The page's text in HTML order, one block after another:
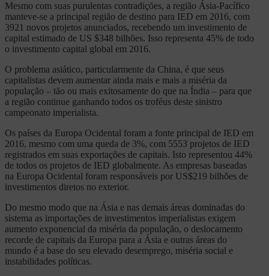
Mesmo com suas purulentas contradições, a região Ásia-Pacífico
manteve-se a principal região de destino para IED em 2016, com
3921 novos projetos anunciados, recebendo um investimento de
capital estimado de US $348 bilhões. Isso representa 45% de todo
o investimento capital global em 2016.
O problema asiático, particularmente da China, é que seus
capitalistas devem aumentar ainda mais e mais a miséria da
população – tão ou mais exitosamente do que na Índia – para que
a região continue ganhando todos os troféus deste sinistro
campeonato imperialista.
Os países da Europa Ocidental foram a fonte principal de IED em
2016, mesmo com uma queda de 3%, com 5553 projetos de IED
registrados em suas exportações de capitais. Isto representou 44%
de todos os projetos de IED globalmente. As empresas baseadas
na Europa Ocidental foram responsáveis por US$219 bilhões de
investimentos diretos no exterior.
Do mesmo modo que na Ásia e nas demais áreas dominadas do
sistema as importações de investimentos imperialistas exigem
aumento exponencial da miséria da população, o deslocamento
recorde de capitais da Europa para a Ásia e outras áreas do
mundo é a base do seu elevado desemprego, miséria social e
instabilidades políticas.